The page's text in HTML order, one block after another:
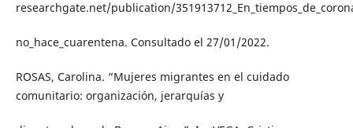
researchgate.net/publication/
no_hace_cuarentena. Consultado el 27/01/2022.
ROSAS, Carolina. “Mujeres migrantes en el cuidado
comunitario: organización, jerarquías y